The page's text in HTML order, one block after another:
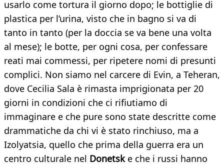
usarlo come tortura il giorno dopo; le bottiglie di
plastica per l’urina, visto che in bagno si va di
tanto in tanto (per la doccia se va bene una volta
al mese); le botte, per ogni cosa, per confessare
reati mai commessi, per ripetere nomi di presunti
complici. Non siamo nel carcere di Evin, a Teheran,
dove Cecilia Sala è rimasta imprigionata per 20
giorni in condizioni che ci rifiutiamo di
immaginare e che pure sono state descritte come
drammatiche da chi vi è stato rinchiuso, ma a
Izolyatsia, quello che prima della guerra era un
centro culturale nel Donetske che i russi hanno